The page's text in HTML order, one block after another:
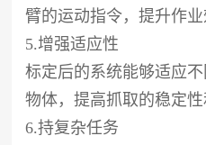
臂的运动指令，提升作业
5.增强适应性
标定后的系统能够适应
物体，提高抓取的稳定性
6.持复杂任务